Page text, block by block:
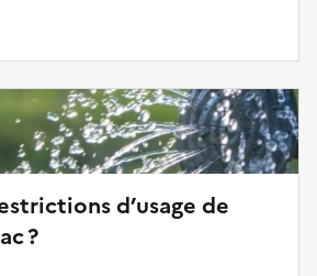
d’usage de
?